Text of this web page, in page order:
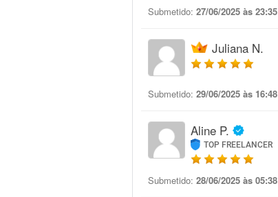
Submetido: 27/06/2025 às 23:35
Juliana N.
Submetido: 29/06/2025 às 16:48
Aline P.
TOP FREELANCER
Submetido: 28/06/2025 às 05:38